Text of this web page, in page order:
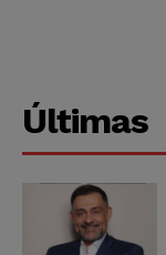
Últimas